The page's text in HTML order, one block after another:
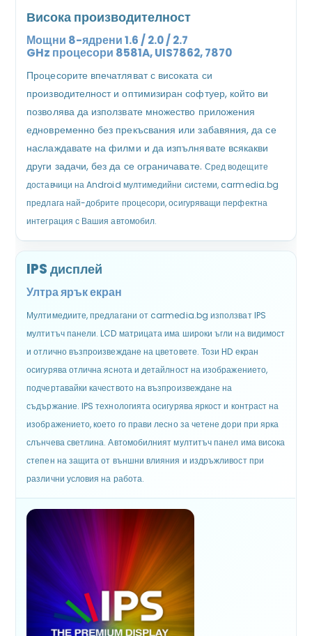
Висока производителност
Мощни 8-ядрени 1.6 / 2.0 / 2.7
GHz процесори 8581A, UIS7862, 7870
Процесорите впечатляват с високата си
производителност и оптимизиран софтуер, който ви
позволява да използвате множество приложения
едновременно без прекъсвания или забавяния, да се
наслаждавате на филми и да изпълнявате всякакви
други задачи, без да се ограничавате. Сред водещите
доставчици на Android мултимедийни системи, carmedia.bg
предлага най-добрите процесори, осигуряващи перфектна
интеграция с Вашия автомобил.
IPS дисплей
Ултра ярък екран
Мултимедиите, предлагани от carmedia.bg използват IPS
мултитъч панели. LCD матрицата има широки ъгли на видимост
и отлично възпроизвеждане на цветовете. Този HD екран
осигурява отлична яснота и детайлност на изображението,
подчертавайки качеството на възпроизвеждане на
съдържание. IPS технологията осигурява яркост и контраст на
изображението, което го прави лесно за четене дори при ярка
слънчева светлина. Автомобилният мултитъч панел има висока
степен на защита от външни влияния и издръжливост при
различни условия на работа.